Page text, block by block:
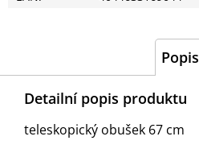
Popis
Detailní popis produktu
teleskopický obušek 67 cm